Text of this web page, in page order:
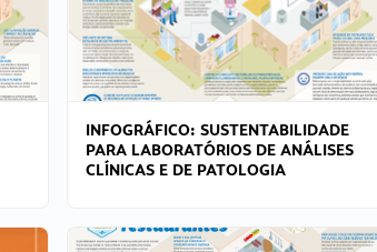
INFOGRÁFICO: SUSTENTABILIDADE
PARA LABORATÓRIOS DE ANÁLISES
CLÍNICAS E DE PATOLOGIA